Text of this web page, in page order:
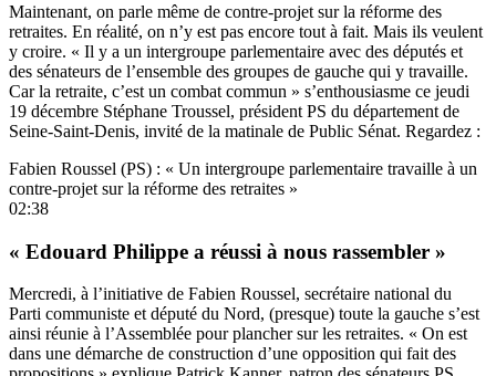
Maintenant, on parle même de contre-projet sur la réforme des
retraites. En réalité, on n’y est pas encore tout à fait. Mais ils veulent
y croire. « Il y a un intergroupe parlementaire avec des députés et
des sénateurs de l’ensemble des groupes de gauche qui y travaille.
Car la retraite, c’est un combat commun » s’enthousiasme ce jeudi
19 décembre Stéphane Troussel, président PS du département de
Seine-Saint-Denis, invité de la matinale de Public Sénat. Regardez :
Fabien Roussel (PS) : « Un intergroupe parlementaire travaille à un
contre-projet sur la réforme des retraites »
02:38
« Edouard Philippe a réussi à nous rassembler »
Mercredi, à l’initiative de Fabien Roussel, secrétaire national du
Parti communiste et député du Nord, (presque) toute la gauche s’est
ainsi réunie à l’Assemblée pour plancher sur les retraites. « On est
dans une démarche de construction d’une opposition qui fait des